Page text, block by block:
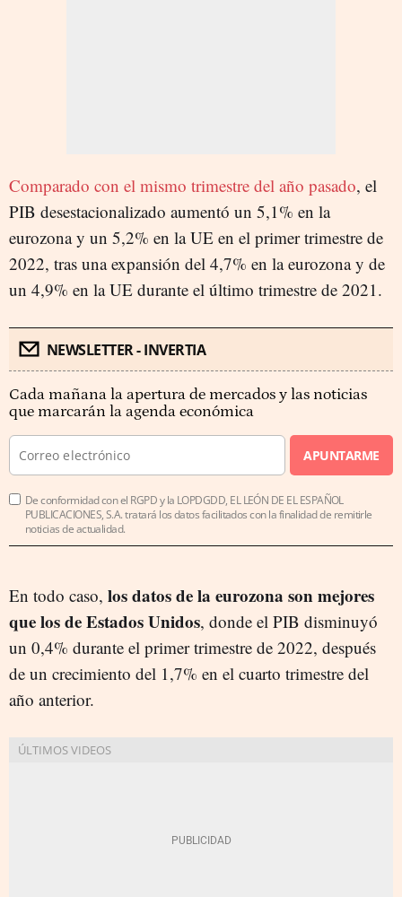
Comparado con el mismo trimestre del año pasado, el
PIB desestacionalizado aumentó un 5,1% en la
eurozona y un 5,2% en la UE en el primer trimestre de
2022, tras una expansión del 4,7% en la eurozona y de
un 4,9% en la UE durante el último trimestre de 2021.
NEWSLETTER - INVERTIA
Cada mañana la apertura de mercados y las noticias
que marcarán la agenda económica
APUNTARME
De conformidad con el RGPD y la LOPDGDD, EL LEÓN DE EL ESPAÑOL
PUBLICACIONES, S.A. tratará los datos facilitados con la finalidad de remitirle
noticias de actualidad.
En todo caso, los datos de la eurozona son mejores
que los de Estados Unidos, donde el PIB disminuyó
un 0,4% durante el primer trimestre de 2022, después
de un crecimiento del 1,7% en el cuarto trimestre del
año anterior.